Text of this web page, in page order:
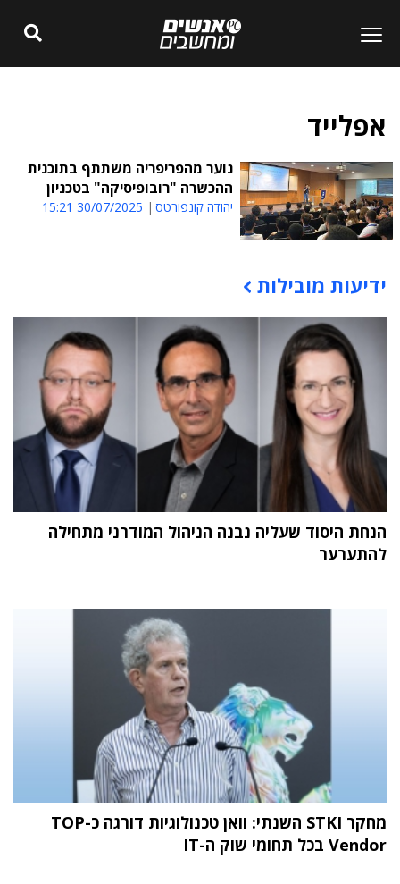
אפלייד
נוער מהפריפריה משתתף בתוכנית
ההכשרה "רובופיסיקה" בטכניון
יהודה קונפורטס 30/07/2025 15:21
תוכן פרסומי
ידיעות מובילות
הנחת היסוד שעליה נבנה הניהול המודרני מתחילה
להתערער
מחקר STKI השנתי: וואן טכנולוגיות דורגה כ-TOP
Vendor בכל תחומי שוק ה-IT